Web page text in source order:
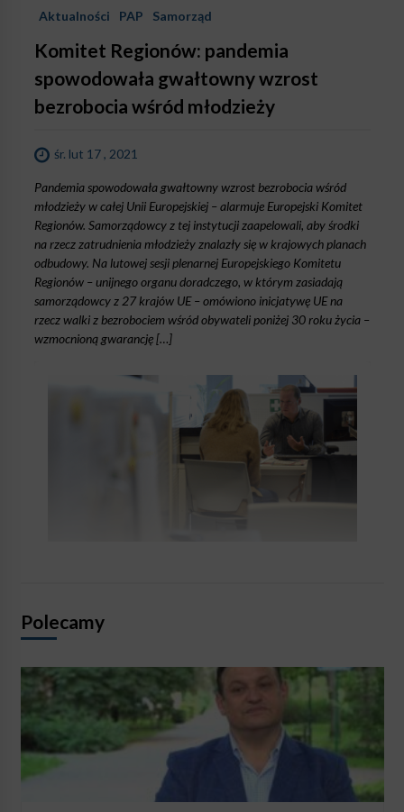
Aktualności PAP Samorząd
Komitet Regionów: pandemia
spowodowała gwałtowny wzrost
bezrobocia wśród młodzieży
śr. lut 17 , 2021
Pandemia spowodowała gwałtowny wzrost bezrobocia wśród
młodzieży w całej Unii Europejskiej – alarmuje Europejski Komitet
Regionów. Samorządowcy z tej instytucji zaapelowali, aby środki
na rzecz zatrudnienia młodzieży znalazły się w krajowych planach
odbudowy. Na lutowej sesji plenarnej Europejskiego Komitetu
Regionów – unijnego organu doradczego, w którym zasiadają
samorządowcy z 27 krajów UE – omówiono inicjatywę UE na
rzecz walki z bezrobociem wśród obywateli poniżej 30 roku życia –
wzmocnioną gwarancję […]
Polecamy